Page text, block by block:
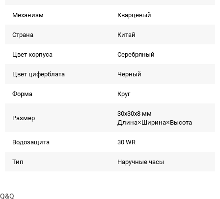
Механизм Кварцевый
Страна Китай
Цвет корпуса Серебряный
Цвет циферблата Черный
Форма Круг
Размер
30x30x8 мм
Длина×Ширина×Высота
Водозащита 30 WR
Тип Наручные часы
Q&Q